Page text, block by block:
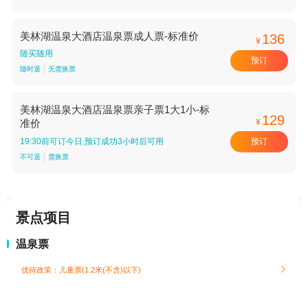
美林湖温泉大酒店温泉票成人票-标准价
随买随用
随时退 无需换票
¥ 136
预订
美林湖温泉大酒店温泉票亲子票1大1小-标
准价
19:30前可订今日,预订成功3小时后可用
不可退 需换票
¥ 129
预订
景点项目
温泉票
优待政策：儿童票(1.2米(不含)以下) 